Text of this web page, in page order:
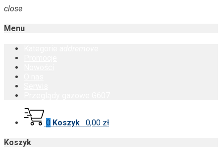
close
Menu
0 Koszyk 0,00 zł
Koszyk